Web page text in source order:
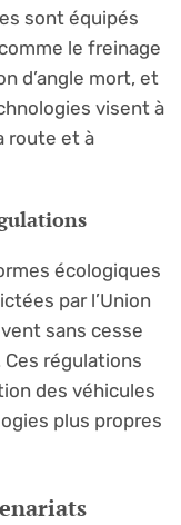
sont équipés
le freinage
d’angle mort, et
visent à
route et à
écologiques
par l’Union
sans cesse
régulations
des véhicules
plus propres